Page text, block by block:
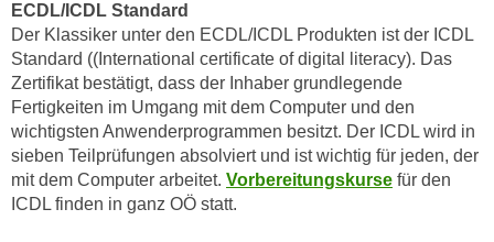
ECDL/ICDL Standard
Der Klassiker unter den ECDL/ICDL Produkten ist der ICDL
Standard ((International certificate of digital literacy). Das
Zertifikat bestätigt, dass der Inhaber grundlegende
Fertigkeiten im Umgang mit dem Computer und den
wichtigsten Anwenderprogrammen besitzt. Der ICDL wird in
sieben Teilprüfungen absolviert und ist wichtig für jeden, der
mit dem Computer arbeitet. Vorbereitungskurse für den
ICDL finden in ganz OÖ statt.
d
i
e
s
e
m
C
o